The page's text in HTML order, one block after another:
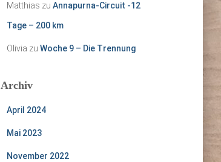
Matthias zu Annapurna-Circuit -12
Tage – 200 km
Olivia zu Woche 9 – Die Trennung
Archiv
April 2024
Mai 2023
November 2022